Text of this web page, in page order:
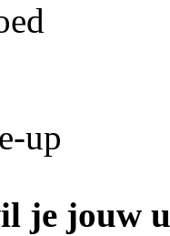
up
je jouw